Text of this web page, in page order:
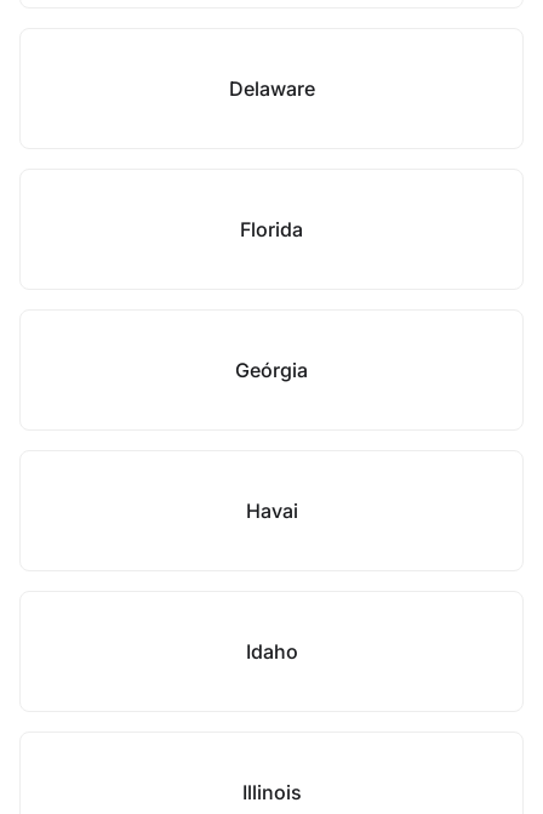
Delaware
Florida
Geórgia
Havai
Idaho
Illinois